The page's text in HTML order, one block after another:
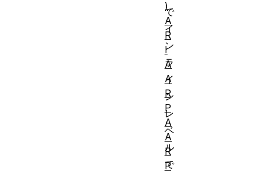
で
イ
ン
ラ
イ
ン
レ
ベ
ル
で
)
A
R
I
A
A
R
P
A
A
R
P